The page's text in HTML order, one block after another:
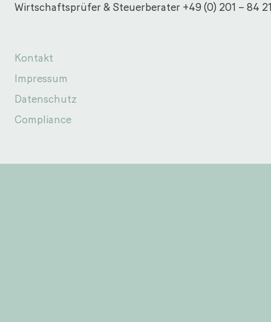
Wirtschaftsprüfer & Steuerberater +49 (0) 201 – 84
Kontakt
Impressum
Datenschutz
Compliance